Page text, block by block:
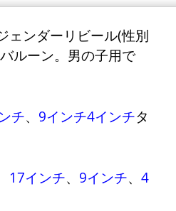
ェンダーリビール(性別
ルーン。男の子用で
チ、 9インチ4インチタ
17インチ、 9インチ、4